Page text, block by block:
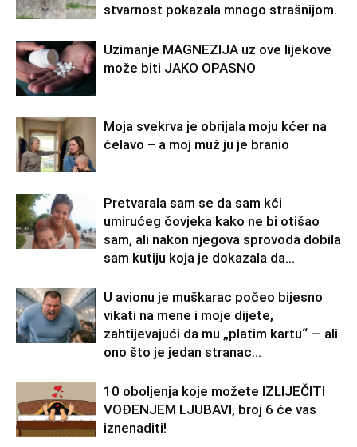
stvarnost pokazala mnogo strašnijom.
Uzimanje MAGNEZIJA uz ove lijekove
može biti JAKO OPASNO
Moja svekrva je obrijala moju kćer na
ćelavo – a moj muž ju je branio
Pretvarala sam se da sam kći
umirućeg čovjeka kako ne bi otišao
sam, ali nakon njegova sprovoda dobila
sam kutiju koja je dokazala da...
U avionu je muškarac počeo bijesno
vikati na mene i moje dijete,
zahtijevajući da mu „platim kartu“ — ali
ono što je jedan stranac...
10 oboljenja koje možete IZLIJEČITI
VOĐENJEM LJUBAVI, broj 6 će vas
iznenaditi!